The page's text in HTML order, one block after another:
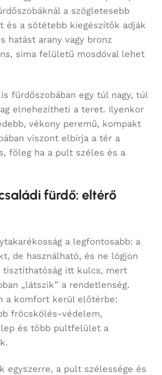
a szögletesebb
és a sötétebb kiegészítők adják
hatást arany vagy bronz
sima felületű mosdóval lehet
fürdőszobában egy túl nagy, túl
elnehezítheti a teret. Ilyenkor
vékony peremű, kompakt
viszont elbírja a tér a
főleg ha a pult széles és a
fürdő: eltérő
a legfontosabb: a
de használható, és ne lógjon
tisztíthatóság itt kulcs, mert
„látszik” a rendetlenség.
a komfort kerül előtérbe:
fröcskölés-védelem,
és több pultfelület a
egyszerre, a pult szélessége és